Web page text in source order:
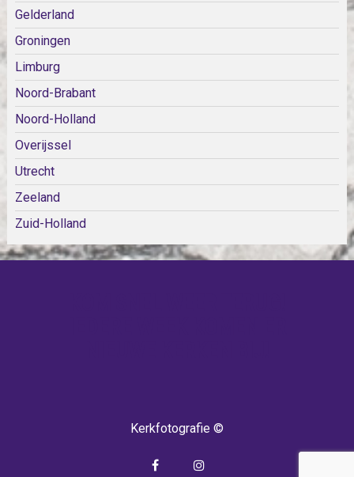
Gelderland
Groningen
Limburg
Noord-Brabant
Noord-Holland
Overijssel
Utrecht
Zeeland
Zuid-Holland
Kerkfotografie ©